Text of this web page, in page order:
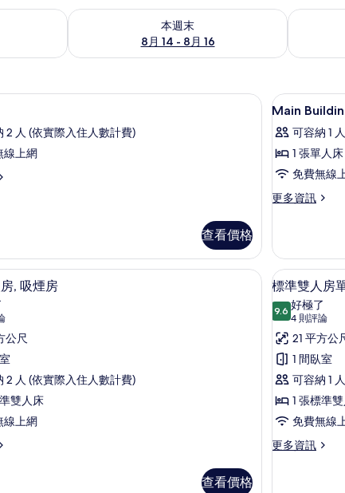
應情況
本週末
8月 14 - 8月 16
查看本週末 (8月 14 - 8月 16) 的供應情況查看下週
羽絨被、客房內保險箱、隔音、免費無線上網
2 人 (依實際入住人數計費)
線上網
查看價格
顯
示
Main
Building
Standard
Single
的
所
有
相
片
1
Main
可容納 1
1 張單人床
免費無線
更多資訊
更
Standard
Single
Room
Smoking
的
情
羽絨被、客房內保險箱、隔音、免費無線上網
, 吸煙房
10 分
公尺
2 人 (依實際入住人數計費)
雙人床
線上網
查看價格
顯
示
標
準
雙
人
房
單
人
9
標準雙人房
9.69.6 分，滿分
好極了
4 則評論
(4
則
評
論)
21 平方公
1 間臥室
可容納 1
1 張標準
免費無線
更多資訊
更